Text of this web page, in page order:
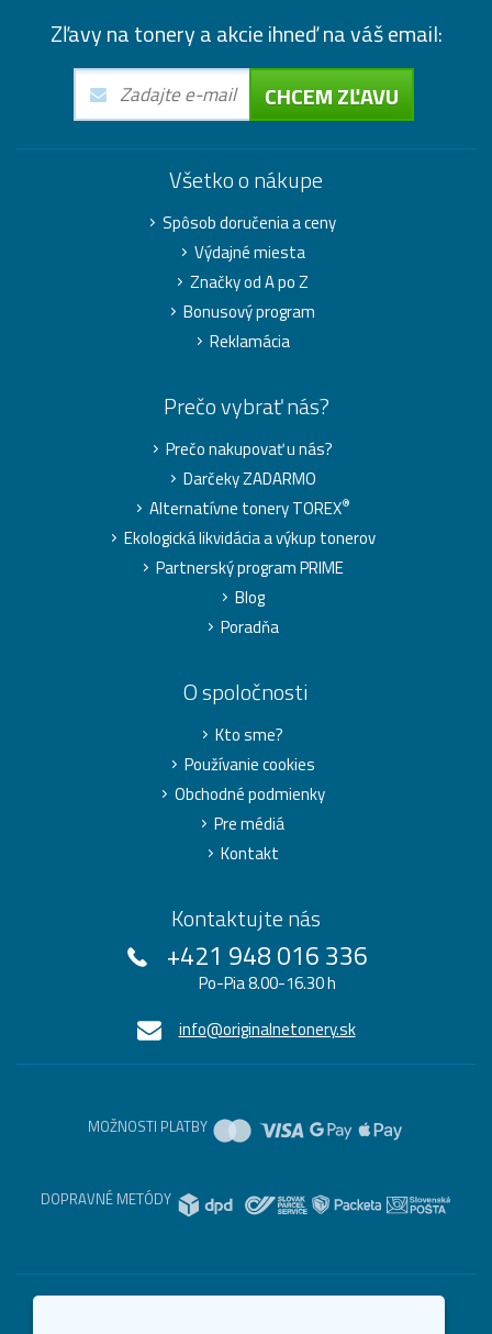
Zľavy na tonery a akcie ihneď na váš email:
CHCEM ZĽAVU
Všetko o nákupe
Spôsob doručenia a ceny
Výdajné miesta
Značky od A po Z
Bonusový program
Reklamácia
Prečo vybrať nás?
Prečo nakupovať u nás?
Darčeky ZADARMO
Alternatívne tonery TOREX®
Ekologická likvidácia a výkup tonerov
Partnerský program PRIME
Blog
Poradňa
O spoločnosti
Kto sme?
Používanie cookies
Obchodné podmienky
Pre médiá
Kontakt
Kontaktujte nás
+421 948 016 336
Po-Pia 8.00-16.30 h
info@originalnetonery.sk
MOŽNOSTI PLATBY
DOPRAVNÉ METÓDY